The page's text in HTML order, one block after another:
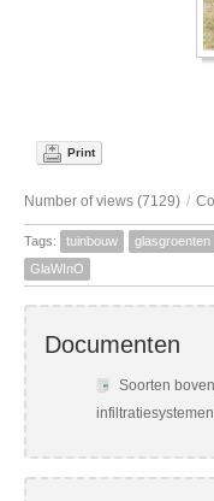
Print
Number of views (7129) /
Tags: tuinbouw glasgroenten
GlaWInO
Documenten
Soorten
infiltratiesystemen